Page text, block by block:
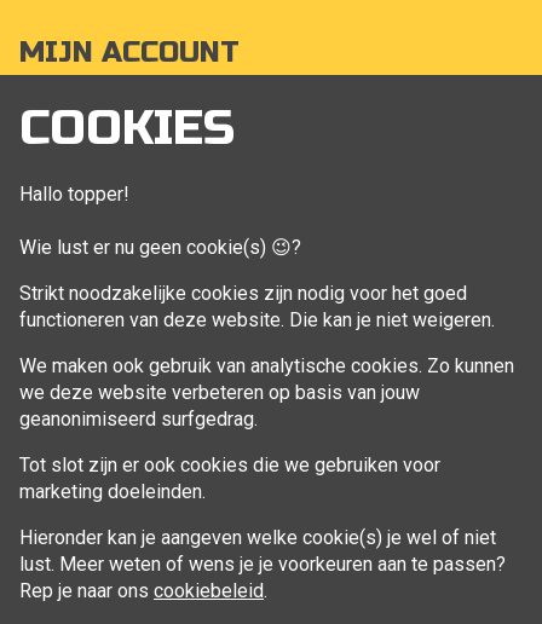
COOKIES
Hallo topper!
Wie lust er nu geen cookie(s) 😉?
Strikt noodzakelijke cookies zijn nodig voor het goed
functioneren van deze website. Die kan je niet weigeren.
We maken ook gebruik van analytische cookies. Zo kunnen
we deze website verbeteren op basis van jouw
geanonimiseerd surfgedrag.
Tot slot zijn er ook cookies die we gebruiken voor
marketing doeleinden.
Hieronder kan je aangeven welke cookie(s) je wel of niet
lust. Meer weten of wens je je voorkeuren aan te passen?
Rep je naar ons cookiebeleid.
MIJN ACCOUNT
Mijn account
Bestellingen
Aankoop beheren
VOLG MIJ
Facebook